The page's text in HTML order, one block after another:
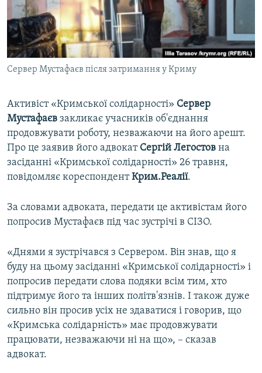
ВІДЕОУРОКИ «ELIFBE»
СВІДЧЕННЯ ОКУПАЦІЇ
УКРАЇНСЬКА ПРОБЛЕМА КРИМУ
ІНФОГРАФІКА
Русский
Qırımtatar
ДОЛУЧАЙСЯ!
Усі сайти RFE/RL
Сервер Мустафаєв після затримання у Криму
Активіст «Кримської солідарності» Сервер
Мустафаєв закликає учасників об'єднання
продовжувати роботу, незважаючи на його арешт.
Про це заявив його адвокат Сергій Легостов на
засіданні «Кримської солідарності» 26 травня,
повідомляє кореспондентКрим.Реалії.
За словами адвоката, передати це активістам його
попросив Мустафаєв під час зустрічі в СІЗО.
«Днями я зустрічався з Сервером. Він знав, що я
буду на цьому засіданні «Кримської солідарності» і
попросив передати слова подяки всім тим, хто
підтримує його та інших політв'язнів. І також дуже
сильно він просив усіх не здаватися і говорив, що
«Кримська солідарність» має продовжувати
працювати, незважаючи ні на що», – сказав
адвокат.